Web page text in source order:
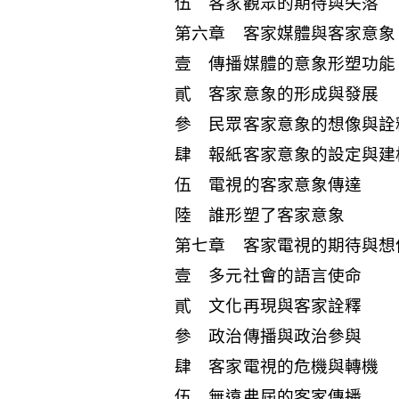
第六章 客家媒體與客家意象
壹 傳播媒體的意象形塑功能
貳 客家意象的形成與發展
參 民眾客家意象的想像與詮
肆 報紙客家意象的設定與建
伍 電視的客家意象傳達
陸 誰形塑了客家意象
第七章 客家電視的期待與想
壹 多元社會的語言使命
貳 文化再現與客家詮釋
參 政治傳播與政治參與
肆 客家電視的危機與轉機